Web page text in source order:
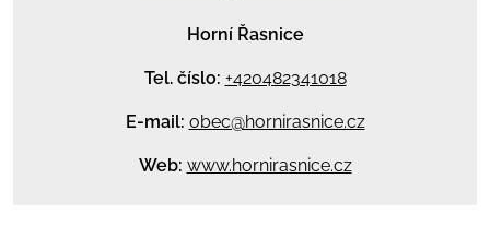
Horní Řasnice
Tel. číslo: +420482341018
E-mail: obec@hornirasnice.cz
Web: www.hornirasnice.cz